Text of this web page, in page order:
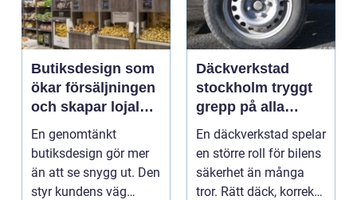
Butiksdesign som
ökar försäljningen
och skapar lojalare
kunder
En genomtänkt
butiksdesign gör mer
än att se snygg ut. Den
styr kundens väg
Däckverkstad
stockholm tryggt
grepp på alla
vägar
En däckverkstad spelar
en större roll för bilens
säkerhet än många
tror. Rätt däck, korrekt